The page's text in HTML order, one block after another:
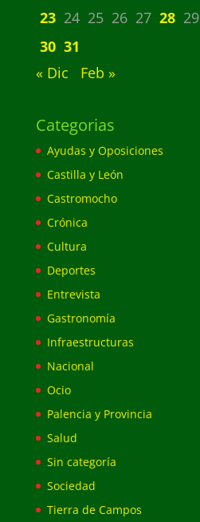
23 24 25 26 27 28 29
30 31
« Dic
Feb »
Categorias
Ayudas y Oposiciones
Castilla y León
Castromocho
Crónica
Cultura
Deportes
Entrevista
Gastronomía
Infraestructuras
Nacional
Ocio
Palencia y Provincia
Salud
Sin categoría
Sociedad
Tierra de Campos